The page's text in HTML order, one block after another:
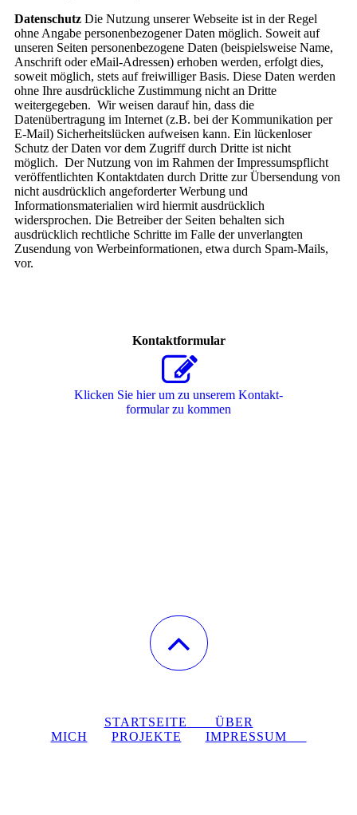
DatenschutzDie Nutzung unserer Webseite ist in der Regel
ohne Angabe personenbezogener Daten möglich. Soweit auf
unseren Seiten personenbezogene Daten (beispielsweise Name,
Anschrift oder eMail-Adressen) erhoben werden, erfolgt dies,
soweit möglich, stets auf freiwilliger Basis. Diese Daten werden
ohne Ihre ausdrückliche Zustimmung nicht an Dritte
weitergegeben. Wir weisen darauf hin, dass die
Datenübertragung im Internet (z.B. bei der Kommunikation per
E-Mail) Sicherheitslücken aufweisen kann. Ein lückenloser
Schutz der Daten vor dem Zugriff durch Dritte ist nicht
möglich. Der Nutzung von im Rahmen der Impressumspflicht
veröffentlichten Kontaktdaten durch Dritte zur Übersendung von
nicht ausdrücklich angeforderter Werbung und
Informationsmaterialien wird hiermit ausdrücklich
widersprochen. Die Betreiber der Seiten behalten sich
ausdrücklich rechtliche Schritte im Falle der unverlangten
Zusendung von Werbeinformationen, etwa durch Spam-Mails,
vor.
Kontaktformular
Klicken Sie hier um zu unserem Kon­takt­
for­mu­lar zu kommen
STARTSEITE ÜBER
MICH
PROJEKTE IMPRESSUM